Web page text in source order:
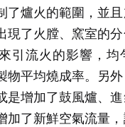
了爐火的範圍，並
現了火膛、窯室的
引流火的影響，均
物平均燒成率。另
是增加了鼓風爐、
加了新鮮空氣流量